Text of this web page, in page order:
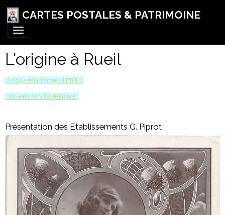
CARTES POSTALES & PATRIMOINE
L'origine à Rueil
L'origine de la Marque à l'ETOILE
''Souvenir des Villes de France''
Présentation des Etablissements G. Piprot